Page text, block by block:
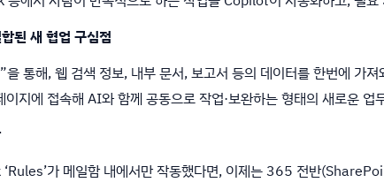
된 새 협업 구심점
통해, 웹 검색 정보, 내부 문서, 보고서 등의 데이터를 한번에 가져
지에 접속해 AI와 함께 공동으로 작업·보완하는 형태의 새로운 업
가 메일함 내에서만 작동했다면, 이제는 365 전반